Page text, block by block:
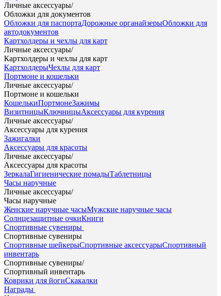
Личные аксессуары/
Обложки для документов
Обложки для паспортаДорожные органайзерыОбложки для
автодокументов
Картхолдеры и чехлы для карт
Личные аксессуары/
Картхолдеры и чехлы для карт
КартхолдерыЧехлы для карт
Портмоне и кошельки
Личные аксессуары/
Портмоне и кошельки
КошелькиПортмонеЗажимы
ВизитницыКлючницыАксессуары для курения
Личные аксессуары/
Аксессуары для курения
Зажигалки
Аксессуары для красоты
Личные аксессуары/
Аксессуары для красоты
ЗеркалаГигиенические помадыТаблетницы
Часы наручные
Личные аксессуары/
Часы наручные
Женские наручные часыМужские наручные часы
Солнцезащитные очкиКниги
Спортивные сувениры
Спортивные сувениры
Спортивные шейкерыСпортивные аксессуарыСпортивный
инвентарь
Спортивные сувениры/
Спортивный инвентарь
Коврики для йогиСкакалки
Награды